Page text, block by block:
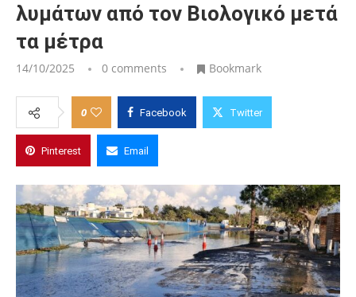
λυμάτων από τον Βιολογικό μετά
τα μέτρα
14/10/2025 0 comments Bookmark
0 Facebook Twitter
Pinterest Email